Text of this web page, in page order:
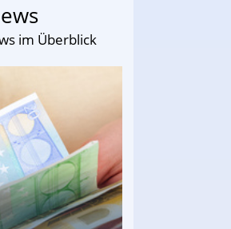
im Überblick